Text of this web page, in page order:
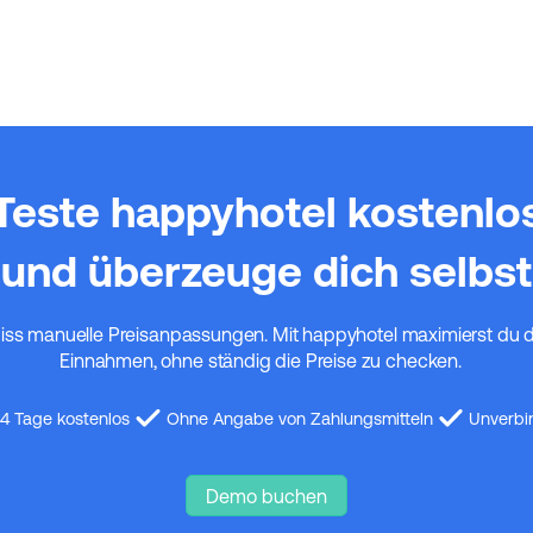
happyhotel
und überzeuge dich selbst
manuelle Preisanpassungen. Mit happyhotel maximierst du
Einnahmen, ohne ständig die Preise zu checken.
Tage kostenlos Ohne Angabe von Zahlungsmitteln
Demo buchen